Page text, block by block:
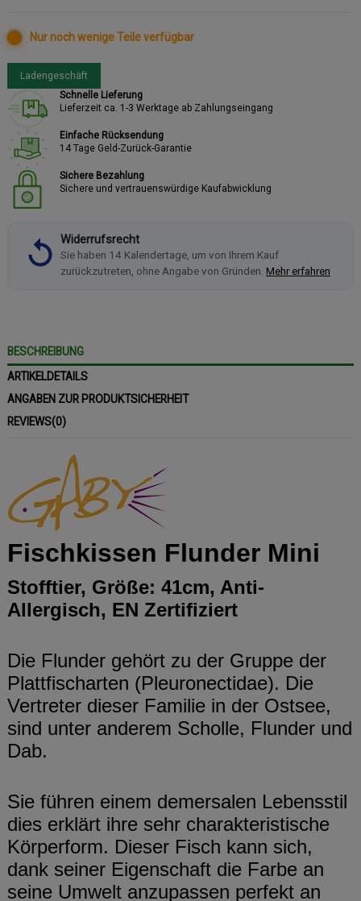
Nur noch wenige Teile verfügbar
Ladengeschäft
Schnelle Lieferung
Lieferzeit ca. 1-3 Werktage ab Zahlungseingang
Einfache Rücksendung
14 Tage Geld-Zurück-Garantie
Sichere Bezahlung
Sichere und vertrauenswürdige Kaufabwicklung
Widerrufsrecht
Sie haben 14 Kalendertage, um von Ihrem Kauf
zurückzutreten, ohne Angabe von Gründen. Mehr erfahren
BESCHREIBUNG
ARTIKELDETAILS
ANGABEN ZUR PRODUKTSICHERHEIT
REVIEWS(0)
Fischkissen Flunder Mini
Stofftier, Größe: 41cm, Anti-
Allergisch, EN Zertifiziert
Die Flunder gehört zu der Gruppe der
Plattfischarten (Pleuronectidae). Die
Vertreter dieser Familie in der Ostsee,
sind unter anderem Scholle, Flunder und
Dab.
Sie führen einem demersalen Lebensstil
dies erklärt ihre sehr charakteristische
Körperform. Dieser Fisch kann sich,
dank seiner Eigenschaft die Farbe an
seine Umwelt anzupassen perfekt an